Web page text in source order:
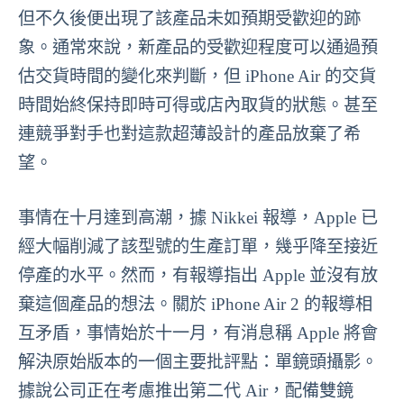
但不久後便出現了該產品未如預期受歡迎的跡
象。通常來說，新產品的受歡迎程度可以通過預
估交貨時間的變化來判斷，但 iPhone Air 的交貨
時間始終保持即時可得或店內取貨的狀態。甚至
連競爭對手也對這款超薄設計的產品放棄了希
望。
事情在十月達到高潮，據 Nikkei 報導，Apple 已
經大幅削減了該型號的生產訂單，幾乎降至接近
停產的水平。然而，有報導指出 Apple 並沒有放
棄這個產品的想法。關於 iPhone Air 2 的報導相
互矛盾，事情始於十一月，有消息稱 Apple 將會
解決原始版本的一個主要批評點：單鏡頭攝影。
據說公司正在考慮推出第二代 Air，配備雙鏡